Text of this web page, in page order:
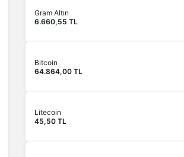
Gram Altın
6.660,55 TL
Bitcoin
64.864,00 TL
Litecoin
45,50 TL